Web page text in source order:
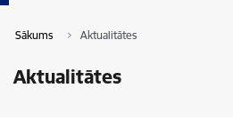
Sākums Aktualitātes
Aktualitātes